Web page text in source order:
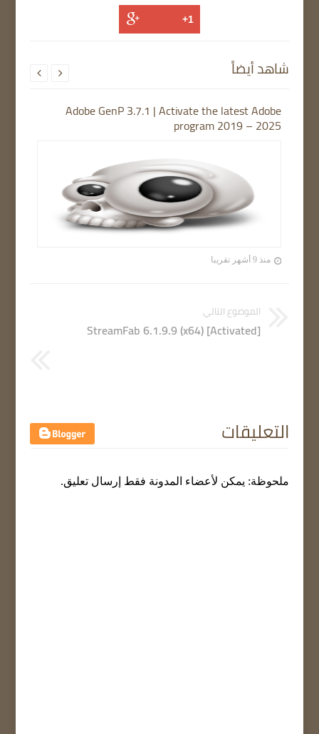
شاهد أيضاً
Adobe GenP 3.7.1 | Activate the latest Adobe
program 2019 – 2025
منذ 9 أشهر تقريبا
 
الموضوع التالي
StreamFab 6.1.9.9 (x64) [Activated]
التعليقات
ملحوظة: يمكن لأعضاء المدونة فقط إرسال تعليق.